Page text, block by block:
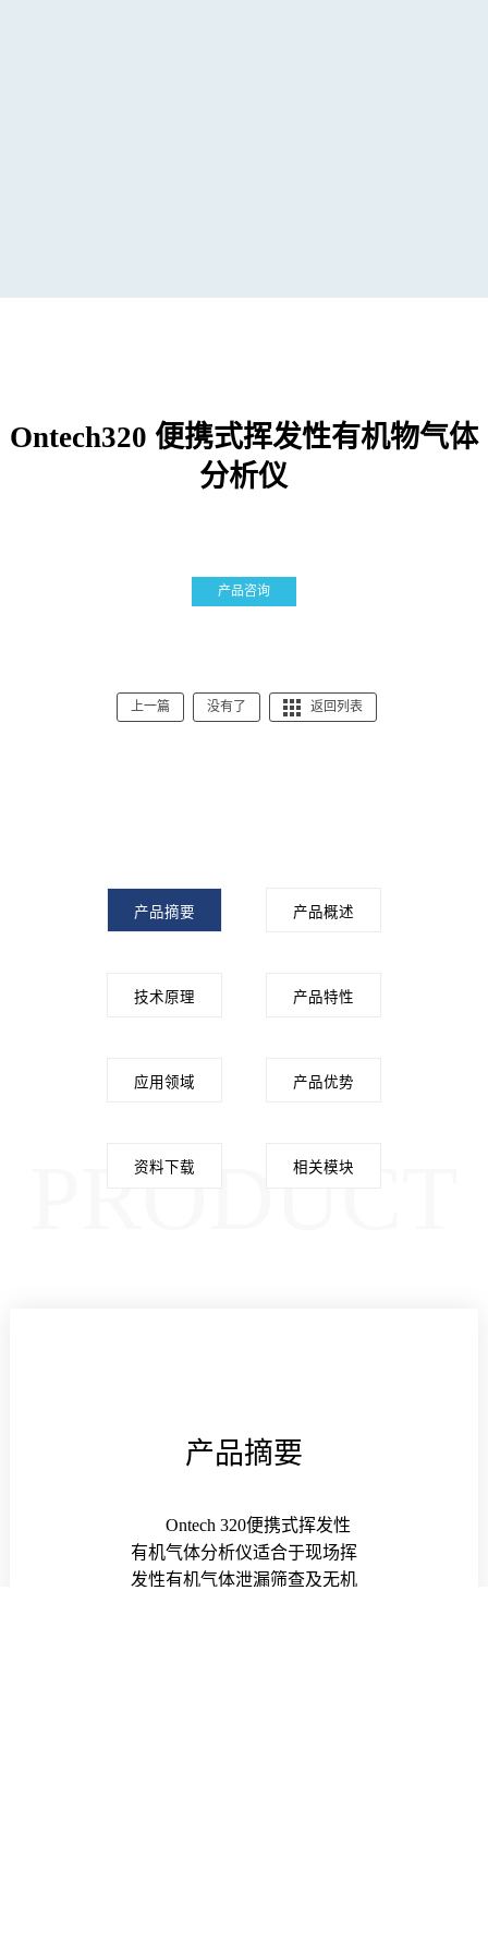
Ontech320 便携式挥发性有机物气体
分析仪
产品咨询
上一篇 没有了 返回列表
产品摘要 产品概述
技术原理 产品特性
应用领域 产品优势
资料下载 相关模块
PRODUCT
产品摘要
Ontech 320便携式挥发性
有机气体分析仪适合于现场挥
发性有机气体泄漏筛查及无机